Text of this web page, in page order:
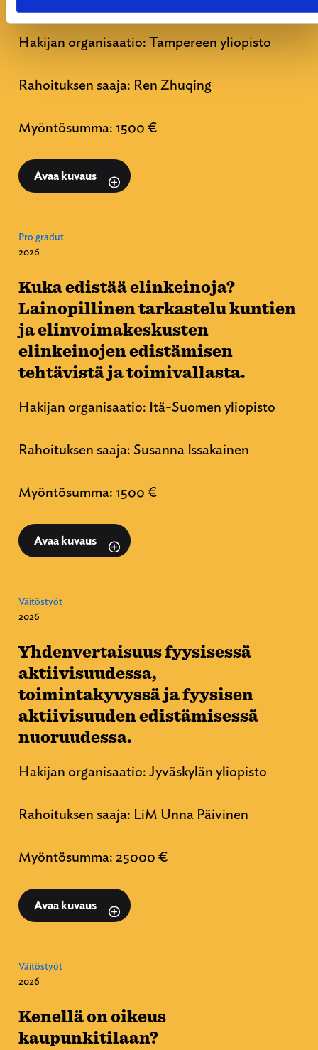
Participation.
Hakijan organisaatio: Tampereen yliopisto
Rahoituksen saaja: Ren Zhuqing
Myöntösumma: 1500 €
Avaa kuvaus
Pro gradut
2026
Kuka edistää elinkeinoja?
Lainopillinen tarkastelu kuntien
ja elinvoimakeskusten
elinkeinojen edistämisen
tehtävistä ja toimivallasta.
Hakijan organisaatio: Itä-Suomen yliopisto
Rahoituksen saaja: Susanna Issakainen
Myöntösumma: 1500 €
Avaa kuvaus
Väitöstyöt
2026
Yhdenvertaisuus fyysisessä
aktiivisuudessa,
toimintakyvyssä ja fyysisen
aktiivisuuden edistämisessä
nuoruudessa.
Hakijan organisaatio: Jyväskylän yliopisto
Rahoituksen saaja: LiM Unna Päivinen
Myöntösumma: 25000 €
Avaa kuvaus
Väitöstyöt
2026
Kenellä on oikeus
kaupunkitilaan?